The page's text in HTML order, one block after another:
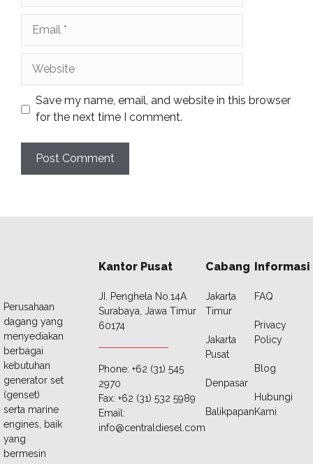
Save my name, email, and website in this browser
for the next time I comment.
Perusahaan
dagang yang
menyediakan
berbagai
kebutuhan
generator set
(genset)
serta marine
engines, baik
yang
bermesin
Kantor Pusat
JI. Penghela No.14A
Surabaya, Jawa Timur
60174
Phone: +62 (31) 545
2970
Fax: +62 (31) 532 5989
Email:
info@centraldiesel.com
Cabang
Jakarta
Timur
Jakarta
Pusat
Denpasar
Balikpapan
Informasi
FAQ
Privacy
Policy
Blog
Hubungi
Kami